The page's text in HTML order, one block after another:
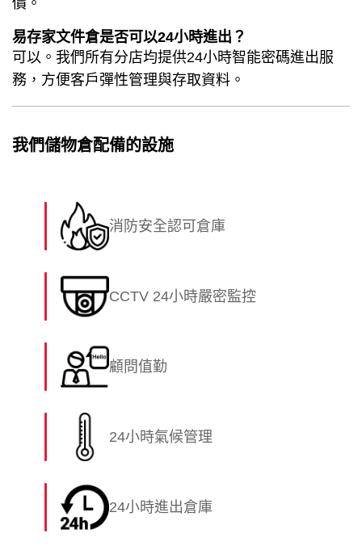
價。
易存家文件倉是否可以24小時進出？
可以。我們所有分店均提供24小時智能密碼進出服
務，方便客戶彈性管理與存取資料。
我們儲物倉配備的設施
消防安全認可倉庫
CCTV 24小時嚴密監控
顧問值勤
24小時氣候管理
24小時進出倉庫